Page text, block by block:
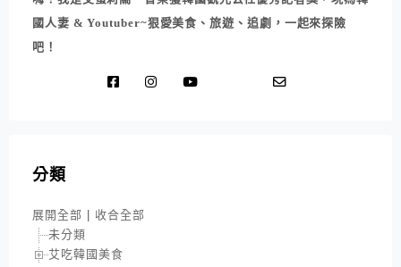
國人妻 & Youtuber~狠愛美食、旅遊、追劇，一起來探險
吧！
分類
展開全部
收合全部
未分類
艾吃韓國美食